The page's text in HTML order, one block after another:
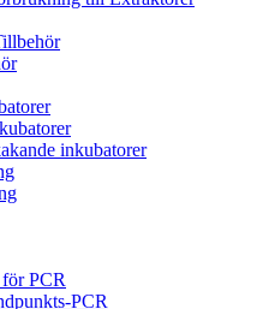
inkubatorer
PCR
PCR